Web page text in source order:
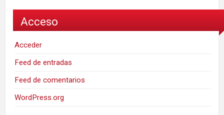
Acceso
Acceder
Feed de entradas
Feed de comentarios
WordPress.org